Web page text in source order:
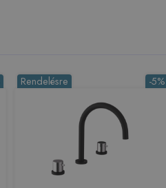
-5%
Rendelésre